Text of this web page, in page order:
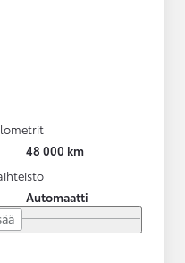
48 000 km
Automaatti